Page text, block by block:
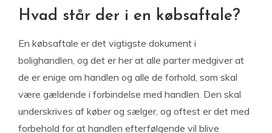
Hvad står der i en købsaftale?
En købsaftale er det vigtigste dokument i
bolighandlen, og det er her at alle parter medgiver at
de er enige om handlen og alle de forhold, som skal
være gældende i forbindelse med handlen. Den skal
underskrives af køber og sælger, og oftest er det med
forbehold for at handlen efterfølgende vil blive